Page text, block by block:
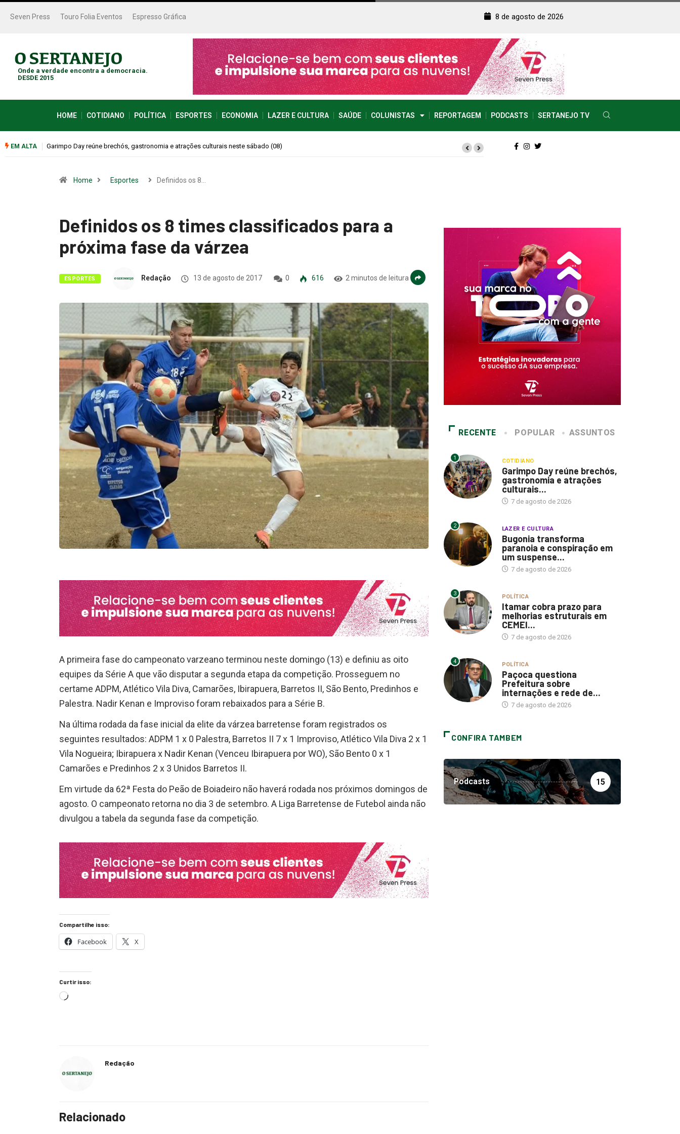
Seven Press Touro Folia Eventos Espresso Gráfica 8 de agosto de 2026
Onde a verdade encontra a democracia.
DESDE 2015
HOME COTIDIANO POLÍTICA ESPORTES ECONOMIA LAZER E CULTURA SAÚDE COLUNISTAS REPORTAGEM PODCASTS SERTANEJO TV
EM ALTA Bugonia transforma paranoia e conspiração em um suspense imprevisível
Home Esportes Definidos os 8…
Definidos os 8 times classificados para a
próxima fase da várzea
ESPORTES Redação 13 de agosto de 2017 0 616 2 minutos de leitura
A primeira fase do campeonato varzeano terminou neste domingo (13) e definiu as oito
equipes da Série A que vão disputar a segunda etapa da competição. Prosseguem no
certame ADPM, Atlético Vila Diva, Camarões, Ibirapuera, Barretos II, São Bento, Predinhos e
Palestra. Nadir Kenan e Improviso foram rebaixados para a Série B.
Na última rodada da fase inicial da elite da várzea barretense foram registrados os
seguintes resultados: ADPM 1 x 0 Palestra, Barretos II 7 x 1 Improviso, Atlético Vila Diva 2 x 1
Vila Nogueira; Ibirapuera x Nadir Kenan (Venceu Ibirapuera por WO), São Bento 0 x 1
Camarões e Predinhos 2 x 3 Unidos Barretos II.
Em virtude da 62ª Festa do Peão de Boiadeiro não haverá rodada nos próximos domingos de
agosto. O campeonato retorna no dia 3 de setembro. A Liga Barretense de Futebol ainda não
divulgou a tabela da segunda fase da competição.
Compartilhe isso:
Facebook X
Curtir isso:
Redação
Relacionado
RECENTE POPULAR ASSUNTOS
1 COTIDIANO
Garimpo Day reúne brechós,
gastronomia e atrações
culturais...
7 de agosto de 2026
2 LAZER E CULTURA
Bugonia transforma
paranoia e conspiração em
um suspense...
7 de agosto de 2026
3 POLÍTICA
Itamar cobra prazo para
melhorias estruturais em
CEMEI...
7 de agosto de 2026
4 POLÍTICA
Paçoca questiona
Prefeitura sobre
internações e rede de...
7 de agosto de 2026
CONFIRA TAMBEM
Podcasts 15